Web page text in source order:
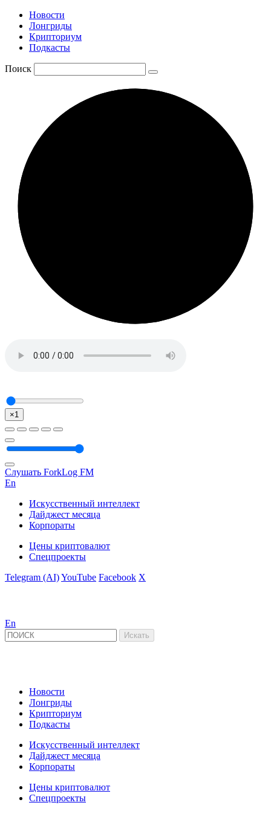
Новости
Лонгриды
Крипториум
Подкасты
Поиск
×1
Слушать ForkLog FM
En
Искусственный интеллект
Дайджест месяца
Корпораты
Цены криптовалют
Спецпроекты
Telegram (AI)YouTube Facebook X
En
Новости
Лонгриды
Крипториум
Подкасты
Искусственный интеллект
Дайджест месяца
Корпораты
Цены криптовалют
Спецпроекты